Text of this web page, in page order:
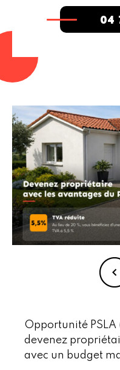
Opportunité
devenez
avec un budget
04